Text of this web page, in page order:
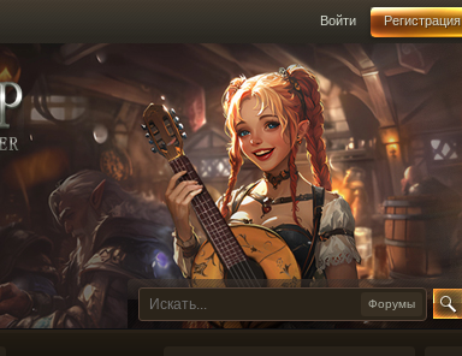
Войти Регистрация
Форумы